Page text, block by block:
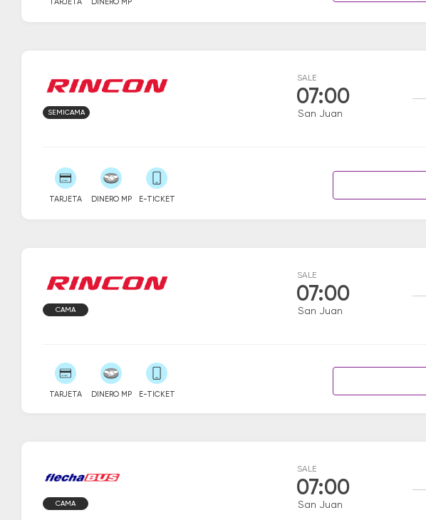
SALE
07:00
San Juan
SEMICAMA
TARJETA DINERO MP E-TICKET
SALE
07:00
San Juan
CAMA
TARJETA DINERO MP E-TICKET
SALE
07:00
San Juan
CAMA